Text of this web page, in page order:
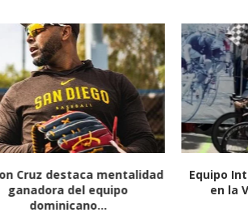
mentalidad
del equipo
Equipo Inteja-
en la Vuelta